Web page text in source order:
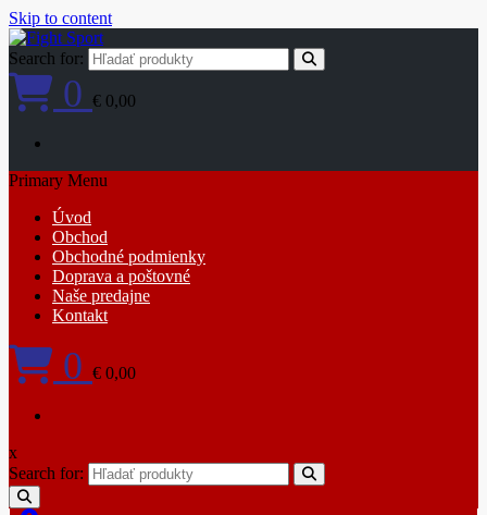
Skip to content
Search for:
0 € 0,00
Primary Menu
Úvod
Obchod
Obchodné podmienky
Doprava a poštovné
Naše predajne
Kontakt
0 € 0,00
x
Search for: